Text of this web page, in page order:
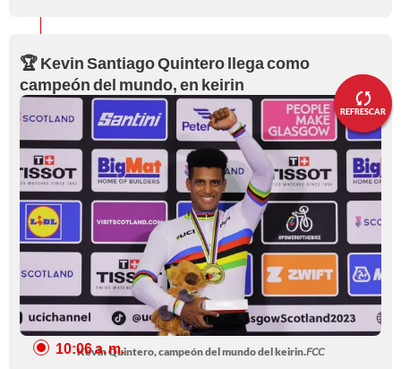
REFRESCAR
🏆 Kevin Santiago Quintero llega como
campeón del mundo, en keirin
Kevin Quintero, campeón del mundo del keirin.FCC
10:06 a. m.